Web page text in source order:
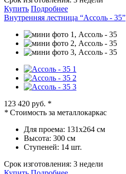
Купить Подробнее
Внутренняя лестница “Ассоль - 35”
123 420 руб. *
* Стоимость за металлокаркас
Для проема: 131х264 см
Высота: 300 см
Ступеней: 14 шт.
Срок изготовления: 3 недели